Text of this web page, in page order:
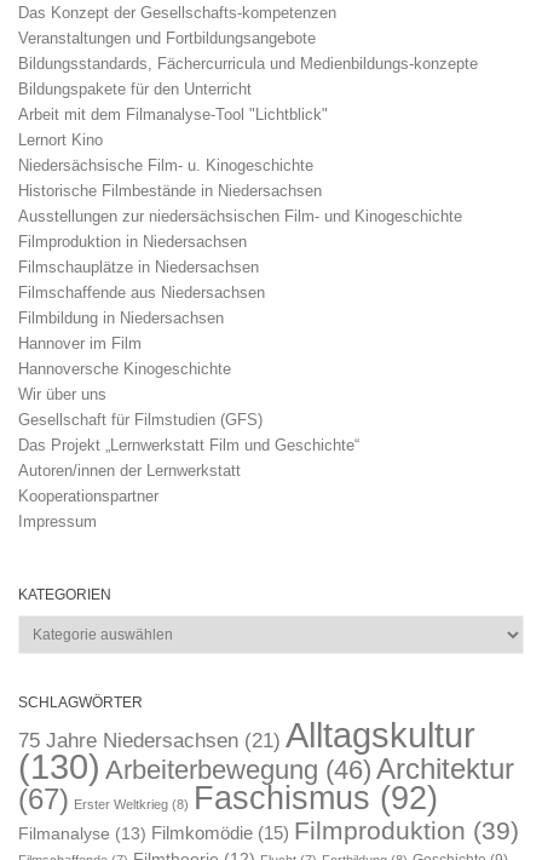
Das Konzept der Gesellschafts-kompetenzen
Veranstaltungen und Fortbildungsangebote
Bildungsstandards, Fächercurricula und Medienbildungs-konzepte
Bildungspakete für den Unterricht
Arbeit mit dem Filmanalyse-Tool "Lichtblick"
Lernort Kino
Niedersächsische Film- u. Kinogeschichte
Historische Filmbestände in Niedersachsen
Ausstellungen zur niedersächsischen Film- und Kinogeschichte
Filmproduktion in Niedersachsen
Filmschauplätze in Niedersachsen
Filmschaffende aus Niedersachsen
Filmbildung in Niedersachsen
Hannover im Film
Hannoversche Kinogeschichte
Wir über uns
Gesellschaft für Filmstudien (GFS)
Das Projekt „Lernwerkstatt Film und Geschichte“
Autoren/innen der Lernwerkstatt
Kooperationspartner
Impressum
KATEGORIEN
Kategorien
SCHLAGWÖRTER
75 Jahre Niedersachsen (21) Alltagskultur
(130) Arbeiterbewegung (46) Architektur
(67) Erster Weltkrieg (8) Faschismus (92)
Filmanalyse (13) Filmkomödie (15) Filmproduktion (39)